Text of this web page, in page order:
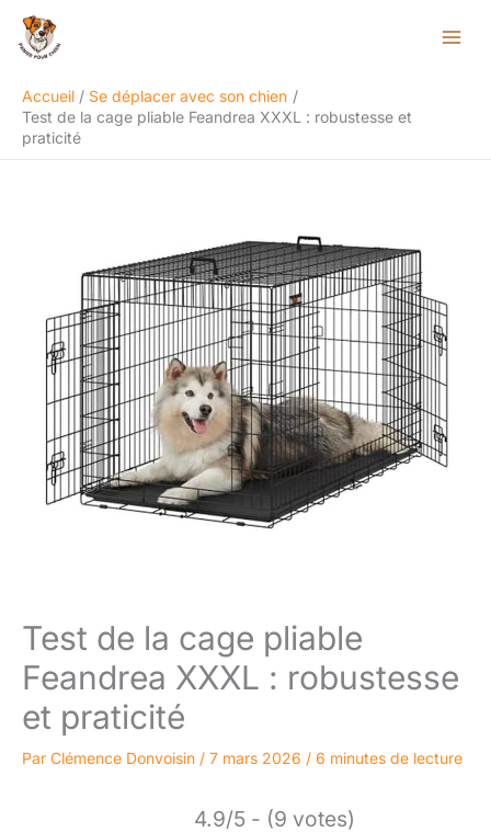
Aller
Accueil
Se déplacer avec son chien
Test de la cage pliable Feandrea XXXL : robustesse et
praticité
Test de la cage pliable
Feandrea XXXL : robustesse
et praticité
Par Clémence Donvoisin / 7 mars 2026 / 6 minutes de lecture
4.9/5 - (9 votes)
Rechercher